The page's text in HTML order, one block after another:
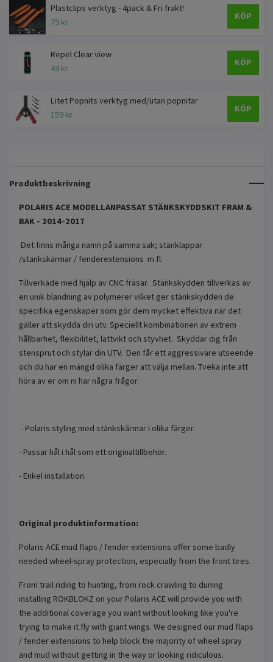
Plastclips verktyg - 4pack & Fri frakt!
79 kr
KÖP
Repel Clear view
49 kr
KÖP
Litet Popnits verktyg med/utan popnitar
159 kr
KÖP
Produktbeskrivning
POLARIS ACE MODELLANPASSAT STÄNKSKYDDSKIT FRAM &
BAK - 2014-2017
Det finns många namn på samma sak; stänklappar
/stänkskärmar / fenderextensions m.fl.
Tillverkade med hjälp av CNC fräsar. Stänkskydden tillverkas av
en unik blandning av polymerer vilket ger stänkskydden de
specifika egenskaper som gör dem mycket effektiva när det
gäller att skydda din utv. Speciellt kombinationen av extrem
hållbarhet, flexibilitet, lättvikt och styvhet. Skyddar dig från
stensprut och stylar din UTV. Den får ett aggressivare utseende
och du har en mängd olika färger att välja mellan. Tveka inte att
höra av er om ni har några frågor.
- Polaris styling med stänkskärmar i olika färger.
- Passar hål i hål som ett originaltillbehör.
- Enkel installation.
Original produktinformation:
Polaris ACE mud flaps / fender extensions offer some badly
needed wheel-spray protection, especially from the front tires.
From trail riding to hunting, from rock crawling to duning
installing ROKBLOKZ on your Polaris ACE will provide you with
the additional coverage you want without looking like you're
trying to make it fly with giant wings. We designed our mud flaps
/ fender extensions to help block the majority of wheel spray
and mud without getting in the way or looking ridiculous.